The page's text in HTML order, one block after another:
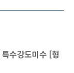
수강도미수 [형